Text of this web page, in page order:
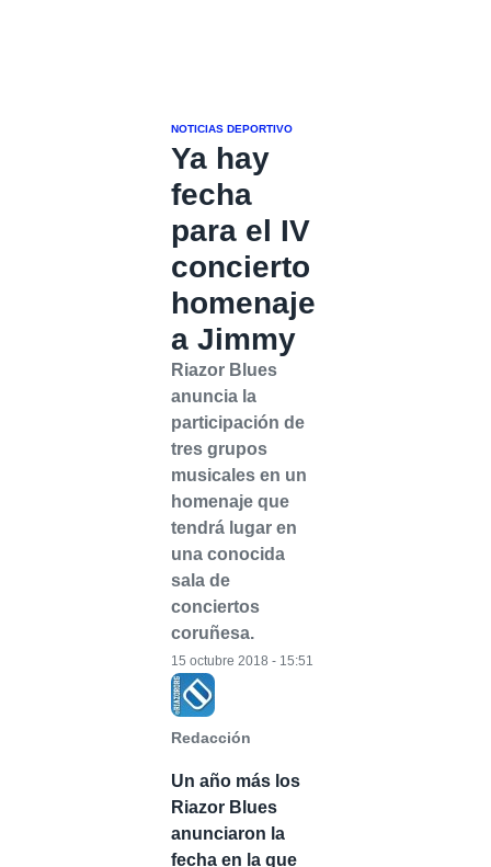
NOTICIAS DEPORTIVO
Ya hay
fecha
para el IV
concierto
homenaje
a Jimmy
Riazor Blues
anuncia la
participación de
tres grupos
musicales en un
homenaje que
tendrá lugar en
una conocida
sala de
conciertos
coruñesa.
Redacción
15 octubre 2018 - 15:51
Un año más los
Riazor Blues
anunciaron la
fecha en la que